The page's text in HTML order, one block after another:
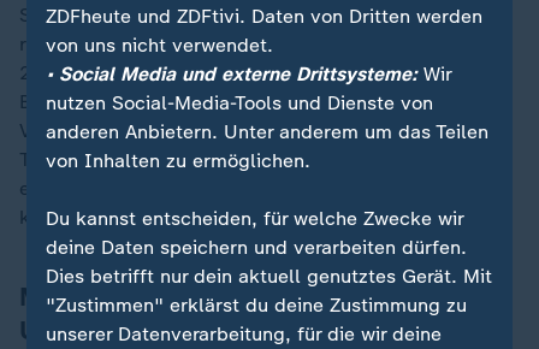
Sarwarow war an mehreren Kriegseinsätzen der
russischen Armee beteiligt. In den 1990er- und
2000er-Jahren nahm er laut seiner offiziellen
Biographie auf der Website des russischen
Verteidigungsministeriums an den Kriegen in
Tschetschenien teil. Von 2015 bis 2016 kommandierte
er die russischen Streitkräfte in Syrien. Ab 2022
kämpfte der General in der Ukraine.
Mehrere Anschläge seit Beginn des
Ukraine-Kriegs
ZDFheute und ZDFtivi. Daten von Dritten werden
von uns nicht verwendet.
• Social Media und externe Drittsysteme:Wir
nutzen Social-Media-Tools und Dienste von
anderen Anbietern. Unter anderem um das Teilen
von Inhalten zu ermöglichen.
Du kannst entscheiden, für welche Zwecke wir
deine Daten speichern und verarbeiten dürfen.
Dies betrifft nur dein aktuell genutztes Gerät. Mit
"Zustimmen" erklärst du deine Zustimmung zu
unserer Datenverarbeitung, für die wir deine